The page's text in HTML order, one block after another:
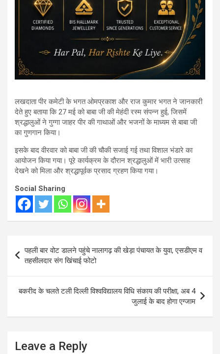
लखदाता पीर कमेटी के भगत ओमप्रकाश और राज कुमार भगत ने जानकारी
देते हुए बताया कि 27 मई को बाबा जी की मेहंदी रस्म संपन्न हुई, जिसमें
श्रद्धालुओं ने गुग्गा जाहर पीर की गाथाओं और भजनों के माध्यम से बाबा जी
का गुणगान किया।
इसके बाद वीरवार को बाबा जी की चौकी सजाई गई तथा विशाल भंडारे का
आयोजन किया गया। पूरे कार्यक्रम के दौरान श्रद्धालुओं में भारी उत्साह
देखने को मिला और श्रद्धापूर्वक प्रसाद ग्रहण किया गया।
Social Sharing
navigation
पहली बार वोट डालने पहुंचे नालागढ़ की खेड़ा पंचायत के युवा, एसडीएम व
तहसीलदार संग खिंचाई फोटो
बकरीद के चलते टली दिल्ली विश्वविद्यालय विधि संकाय की परीक्षा, अब 4
जुलाई के बाद होगा एग्जाम
Leave a Reply